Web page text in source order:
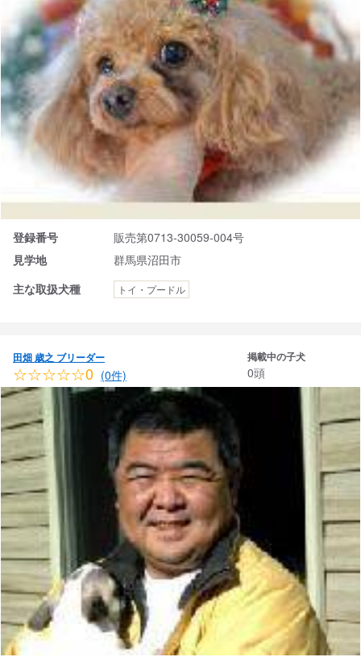
登録番号
販売第0713-30059-004号
見学地
群馬県沼田市
主な取扱犬種
トイ・プードル
田畑 歳之 ブリーダー
☆☆☆☆☆0 (0件)
掲載中の子犬
0頭